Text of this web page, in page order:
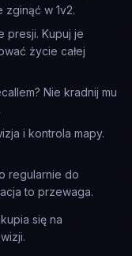
zginąć w 1v2.
presji. Kupuj je
życie całej
Nie kradnij mu
i kontrola mapy.
regularnie do
to przewaga.
się na